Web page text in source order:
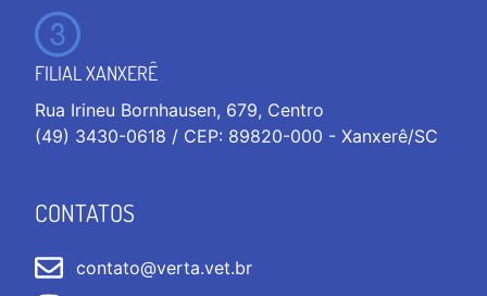
FILIAL XANXERÊ
Rua Irineu Bornhausen, 679, Centro
(49) 3430-0618 / CEP: 89820-000 - Xanxerê/SC
CONTATOS
contato@verta.vet.br